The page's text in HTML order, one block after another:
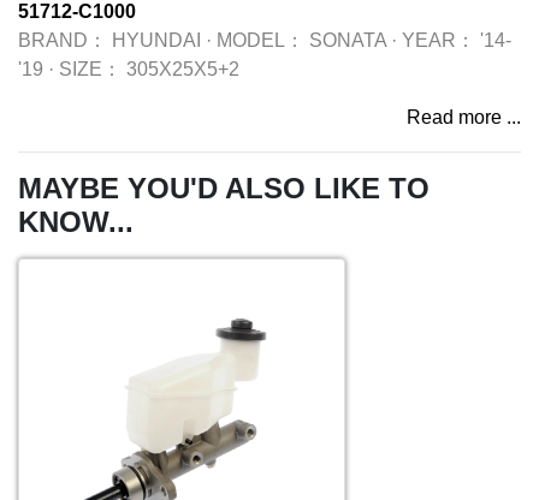
51712-C1000
BRAND：
HYUNDAI · MODEL： SONATA · YEAR：
'14-
'19 · SIZE： 305X25X5+2
Read more ...
MAYBE YOU'D ALSO LIKE TO
KNOW...